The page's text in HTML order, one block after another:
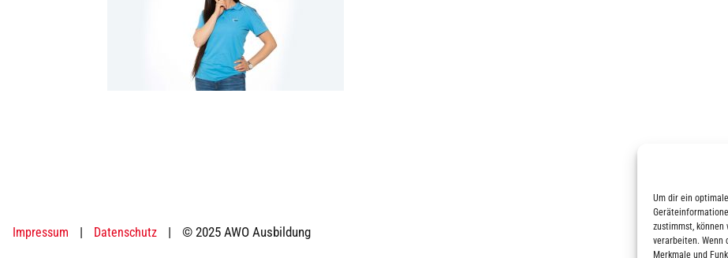
Um dir ein
zustimmst,
verarbeiten.
Merkmale und
Impressum | Datenschutz | © 2025 AWO Ausbildung